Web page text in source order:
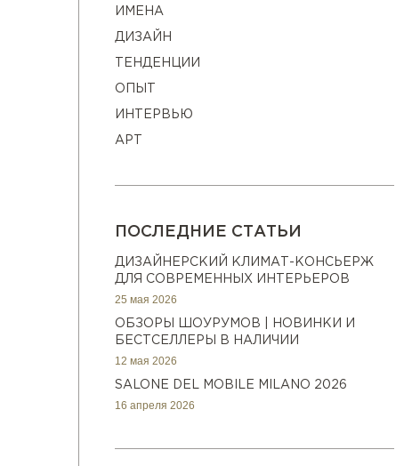
ИМЕНА
ДИЗАЙН
ТЕНДЕНЦИИ
ОПЫТ
ИНТЕРВЬЮ
АРТ
ПОСЛЕДНИЕ СТАТЬИ
ДИЗАЙНЕРСКИЙ КЛИМАТ-КОНСЬЕРЖ
ДЛЯ СОВРЕМЕННЫХ ИНТЕРЬЕРОВ
25 мая 2026
ОБЗОРЫ ШОУРУМОВ | НОВИНКИ И
БЕСТСЕЛЛЕРЫ В НАЛИЧИИ
12 мая 2026
SALONE DEL MOBILE MILANO 2026
16 апреля 2026